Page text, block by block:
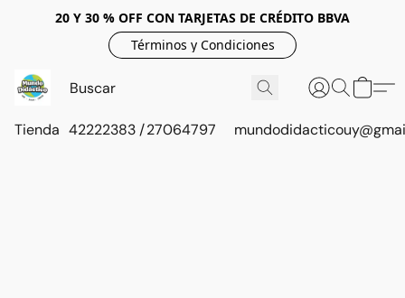
20 Y 30 % OFF CON TARJETAS DE CRÉDITO BBVA
Términos y Condiciones
Tienda 42222383 / 27064797